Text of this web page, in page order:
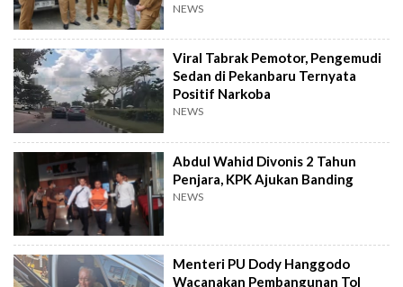
NEWS
Viral Tabrak Pemotor, Pengemudi
Sedan di Pekanbaru Ternyata
Positif Narkoba
NEWS
Abdul Wahid Divonis 2 Tahun
Penjara, KPK Ajukan Banding
NEWS
Menteri PU Dody Hanggodo
Wacanakan Pembangunan Tol